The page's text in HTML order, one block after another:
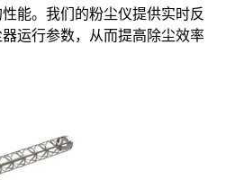
能。我们的粉尘仪提供实时反
运行参数，从而提高除尘效率